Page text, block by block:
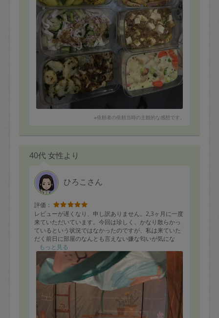
※依頼者の依頼当時の主観的な感想です。
40代 女性より
ひろこさん
評価：
レビューが遅くなり、申し訳ありません。2,3ヶ月に一度
来ていただいています。今回は珍しく、かなり散らかっ
ているという状況ではなかったのですが、私は来ていた
だく前日に部屋のなんとも言えない嫌な匂いが気にな
り、明日来ていただくことでこの匂いは取れるはずと思
ったらやはり取れました。感覚的なことなのですが、来
ていただくことで家の中の風通しが良くなり、安心して
過ごせています。窓を開けるくらいじゃダメなんです
ね。また、風通しが良くなったと感じる状況でないと、
自分達で片付ける気も起きないんだと思います。今回す
っきりと片付けていただいた部屋に、早速子供がテント
を設置し、工作物の夜の寝床として活用しています。本
当にいつもありがとうございます。
もっと見る